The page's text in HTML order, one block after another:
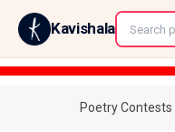
Kavishala
Poetry Contests